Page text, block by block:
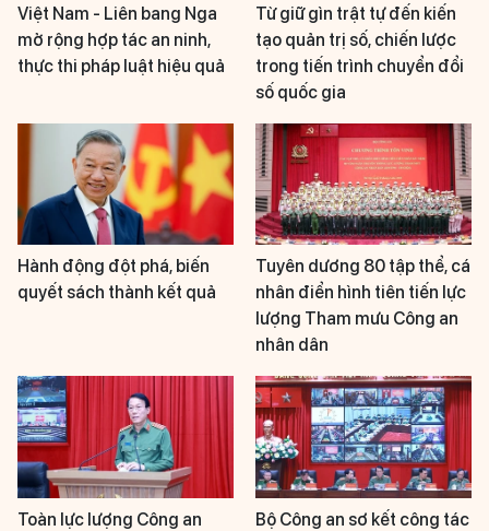
Việt Nam - Liên bang Nga
mở rộng hợp tác an ninh,
thực thi pháp luật hiệu quả
Từ giữ gìn trật tự đến kiến
tạo quản trị số, chiến lược
trong tiến trình chuyển đổi
số quốc gia
Hành động đột phá, biến
quyết sách thành kết quả
Tuyên dương 80 tập thể, cá
nhân điển hình tiên tiến lực
lượng Tham mưu Công an
nhân dân
Toàn lực lượng Công an
Bộ Công an sơ kết công tác